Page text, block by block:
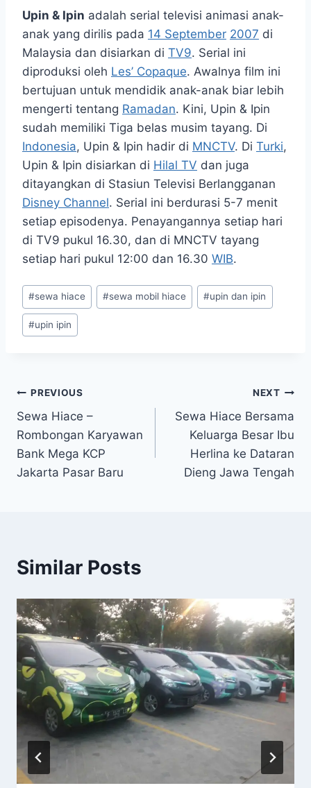
Upin & Ipin adalah serial televisi animasi anak-
anak yang dirilis pada 14 September 2007 di
Malaysia dan disiarkan di TV9. Serial ini
diproduksi oleh Les’ Copaque. Awalnya film ini
bertujuan untuk mendidik anak-anak biar lebih
mengerti tentang Ramadan. Kini, Upin & Ipin
sudah memiliki Tiga belas musim tayang. Di
Indonesia, Upin & Ipin hadir di MNCTV. Di Turki,
Upin & Ipin disiarkan di Hilal TV dan juga
ditayangkan di Stasiun Televisi Berlangganan
Disney Channel. Serial ini berdurasi 5-7 menit
setiap episodenya. Penayangannya setiap hari
di TV9 pukul 16.30, dan di MNCTV tayang
setiap hari pukul 12:00 dan 16.30 WIB.
Post
Tags:
#sewa hiace #sewa mobil hiace #upin dan ipin
#upin ipin
Post
navigation
PREVIOUS
Sewa Hiace –
Rombongan Karyawan
Bank Mega KCP
Jakarta Pasar Baru
NEXT
Sewa Hiace Bersama
Keluarga Besar Ibu
Herlina ke Dataran
Dieng Jawa Tengah
Similar Posts